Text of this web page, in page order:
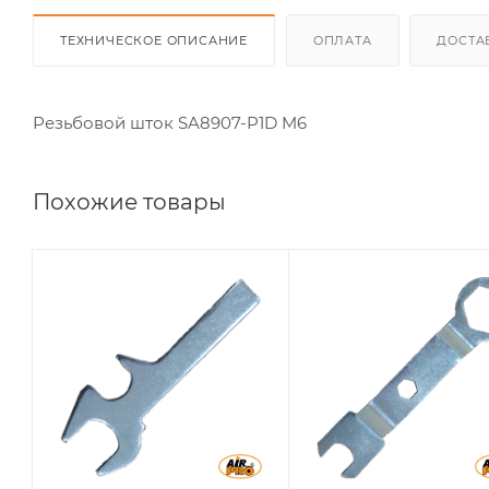
ТЕХНИЧЕСКОЕ ОПИСАНИЕ ОПЛАТА
Резьбовой шток SA8907-P1D M6
Похожие товары